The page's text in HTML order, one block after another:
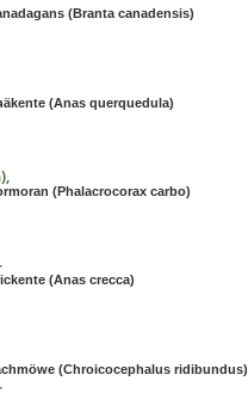
(Branta canadensis)
(Anas querquedula)
(Phalacrocorax carbo)
(Anas crecca)
(Chroicocephalus ridibundus)